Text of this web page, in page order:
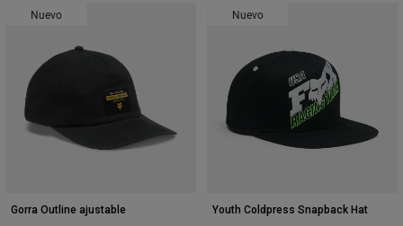
Nuevo
Gorra Outline ajustable
Nuevo
Youth Coldpress Snapback Hat